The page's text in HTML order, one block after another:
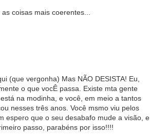
coisas mais coerentes...
(que vergonha) Mas NÃO DESISTA! Eu,
o que vocÊ passa. Existe mta gente
na modinha, e você, em meio a tantos
nesses três anos. Você msmo viu pelos
espero que o seu desabafo mude a visão, e
passo, parabéns por isso!!!!